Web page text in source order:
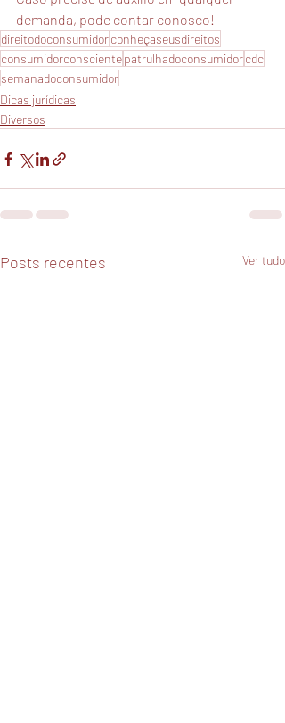
demanda, pode contar conosco!
direitodoconsumidorconheçaseusdireitos
consumidorconscientepatrulhadoconsumidorcdc
semanadoconsumidor
Dicas jurídicas
Diversos
Posts recentes Ver tudo